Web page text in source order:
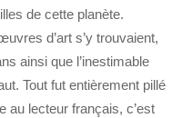
de cette planète.
d’art s’y trouvaient,
ainsi que l’inestimable
Tout fut entièrement pillé
au lecteur français, c’est